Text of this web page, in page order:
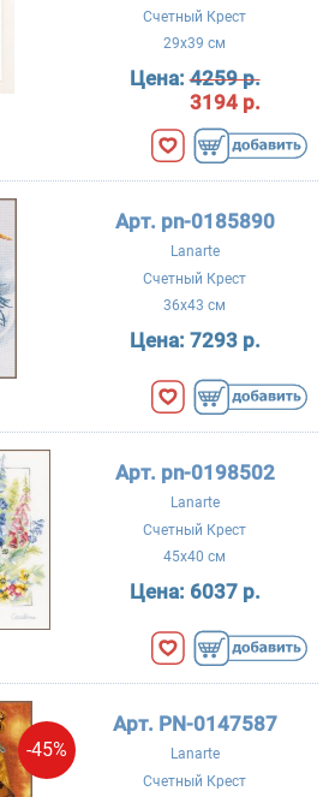
Счетный Крест
29x39 см
Цена:4259 р.
3194 р.
Арт. pn-0185890
Lanarte
Счетный Крест
36x43 см
Цена: 7293 р.
Арт. pn-0198502
Lanarte
Счетный Крест
45x40 см
Цена: 6037 р.
-45%
Арт. PN-0147587
Lanarte
Счетный Крест